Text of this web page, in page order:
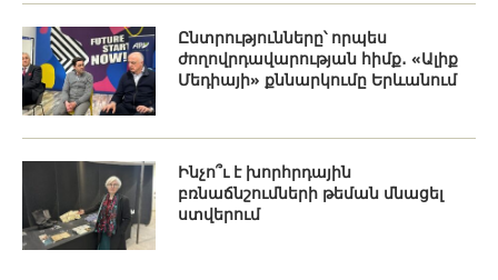
Ընտրությունները՝ որպես
ժողովրդավարության հիմք․ «Ալիք
Մեդիայի» քննարկումը Երևանում
Ինչո՞ւ է խորհրդային
բռնաճնշումների թեման մնացել
ստվերում